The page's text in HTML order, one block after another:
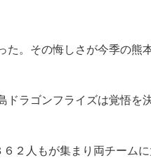
た。その悔しさが今季の熊
ラゴンフライズは覚悟を
２人もが集まり両チーム